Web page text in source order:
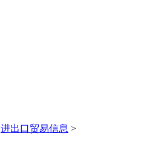
进出口贸易信息 >